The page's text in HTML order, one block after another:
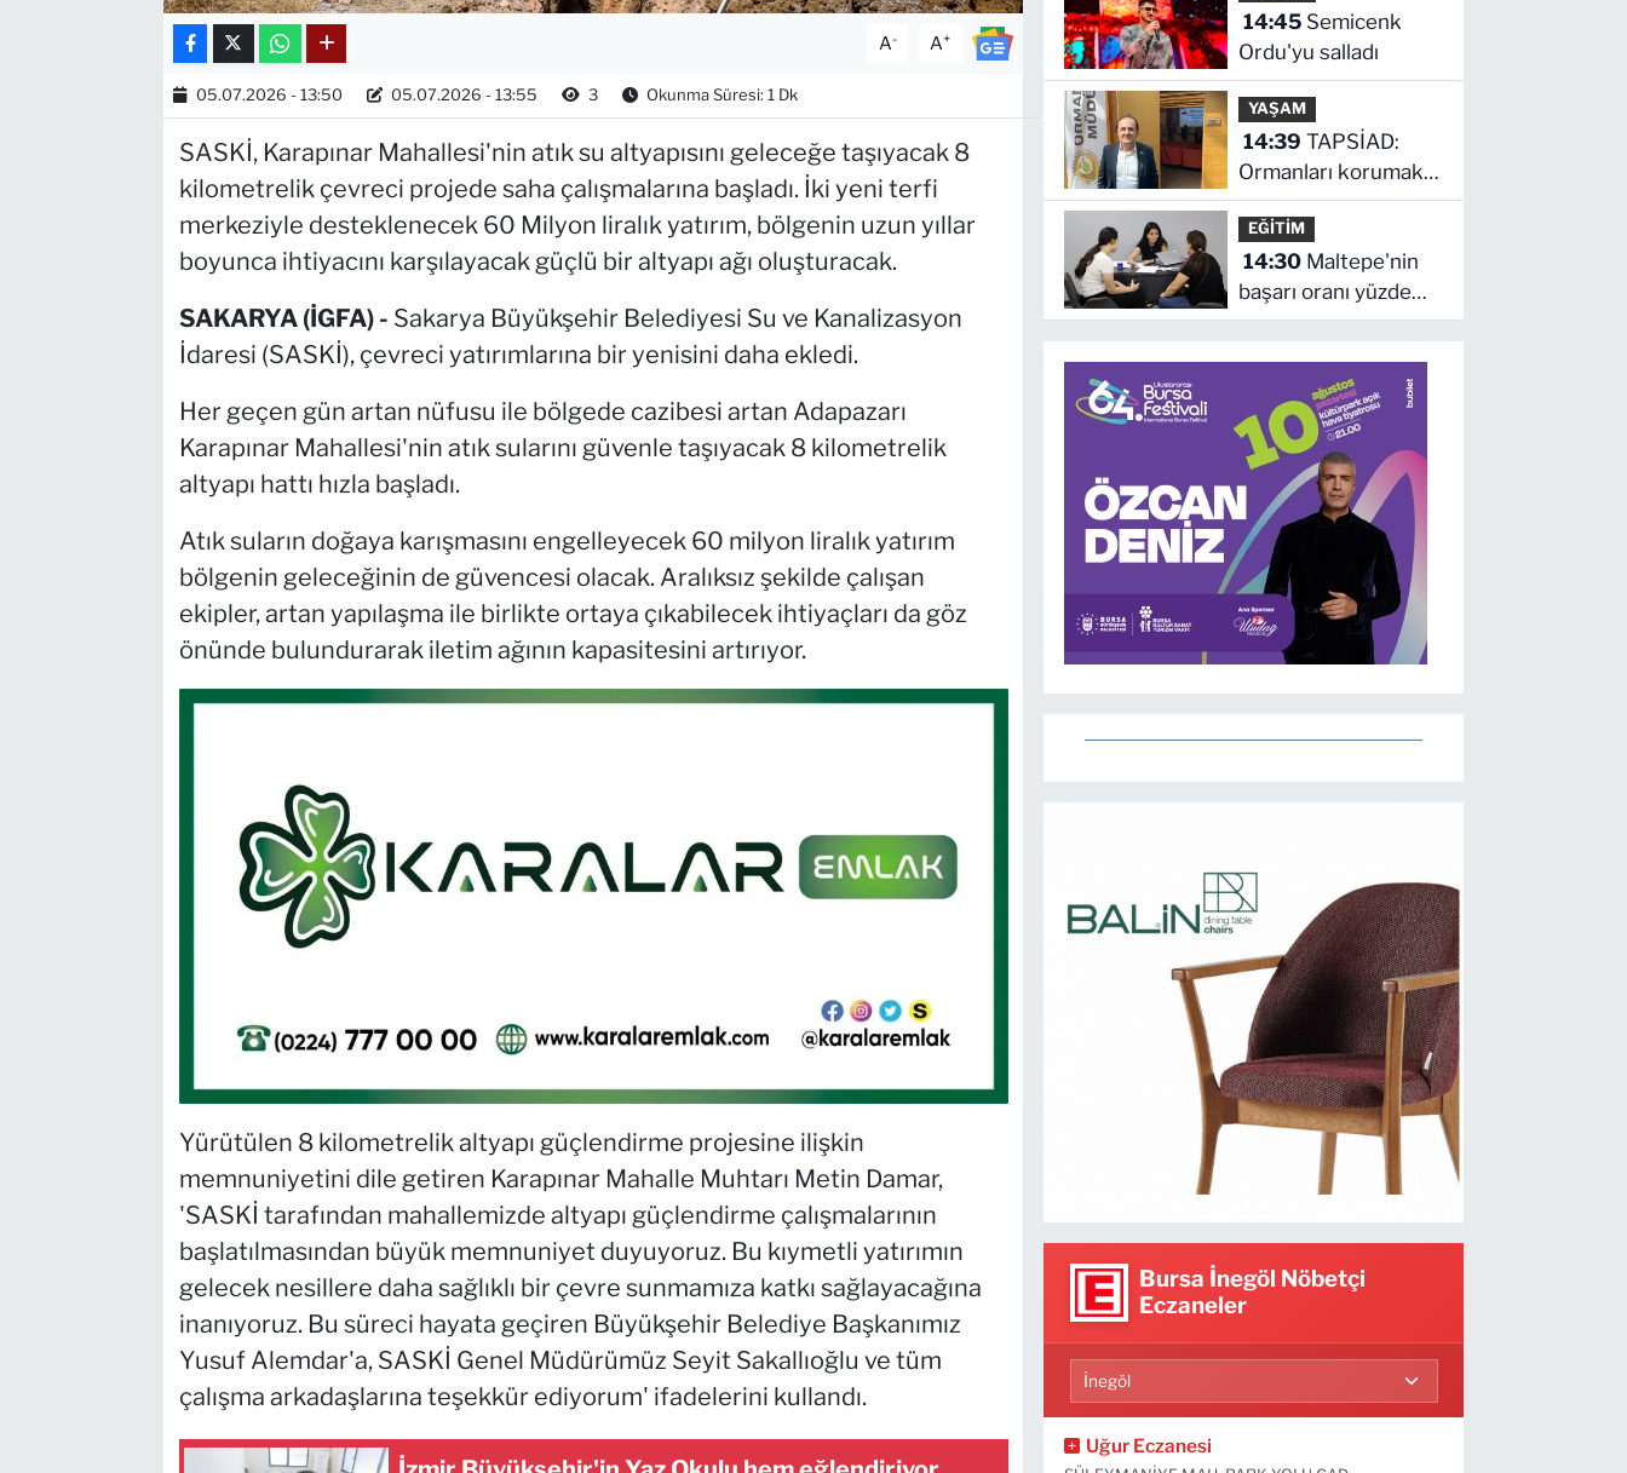
A- A+
05.07.2026 - 13:50 05.07.2026 - 13:55 3 Okunma Süresi: 1 Dk
SASKİ, Karapınar Mahallesi'nin atık su altyapısını geleceğe taşıyacak 8
kilometrelik çevreci projede saha çalışmalarına başladı. İki yeni terfi
merkeziyle desteklenecek 60 Milyon liralık yatırım, bölgenin uzun yıllar
boyunca ihtiyacını karşılayacak güçlü bir altyapı ağı oluşturacak.
SAKARYA (İGFA) - Sakarya Büyükşehir Belediyesi Su ve Kanalizasyon
İdaresi (SASKİ), çevreci yatırımlarına bir yenisini daha ekledi.
Her geçen gün artan nüfusu ile bölgede cazibesi artan Adapazarı
Karapınar Mahallesi'nin atık sularını güvenle taşıyacak 8 kilometrelik
altyapı hattı hızla başladı.
Atık suların doğaya karışmasını engelleyecek 60 milyon liralık yatırım
bölgenin geleceğinin de güvencesi olacak. Aralıksız şekilde çalışan
ekipler, artan yapılaşma ile birlikte ortaya çıkabilecek ihtiyaçları da göz
önünde bulundurarak iletim ağının kapasitesini artırıyor.
Yürütülen 8 kilometrelik altyapı güçlendirme projesine ilişkin
memnuniyetini dile getiren Karapınar Mahalle Muhtarı Metin Damar,
'SASKİ tarafından mahallemizde altyapı güçlendirme çalışmalarının
başlatılmasından büyük memnuniyet duyuyoruz. Bu kıymetli yatırımın
gelecek nesillere daha sağlıklı bir çevre sunmamıza katkı sağlayacağına
inanıyoruz. Bu süreci hayata geçiren Büyükşehir Belediye Başkanımız
Yusuf Alemdar'a, SASKİ Genel Müdürümüz Seyit Sakallıoğlu ve tüm
çalışma arkadaşlarına teşekkür ediyorum' ifadelerini kullandı.
14:45
Ordu'yu salladı
YAŞAM
14:39 TAPSİAD:
Ormanları korumak,
üretim gücünü
korumaktır
EĞİTİM
14:30
başarı oranı yüzde
94,3
Bursa İnegöl Nöbetçi
Eczaneler
Uğur Eczanesi